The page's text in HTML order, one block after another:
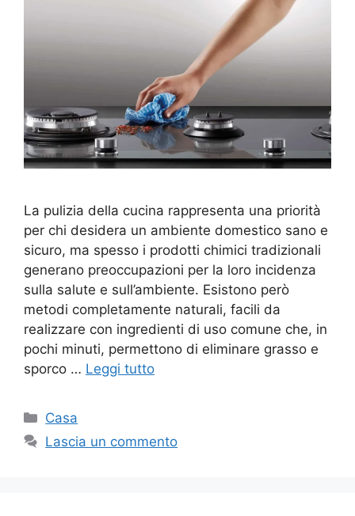
La pulizia della cucina rappresenta una priorità
per chi desidera un ambiente domestico sano e
sicuro, ma spesso i prodotti chimici tradizionali
generano preoccupazioni per la loro incidenza
sulla salute e sull’ambiente. Esistono però
metodi completamente naturali, facili da
realizzare con ingredienti di uso comune che, in
pochi minuti, permettono di eliminare grasso e
sporco … Leggi tutto
Categorie
Casa
Lascia un commento